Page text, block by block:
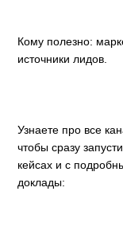
Кому полезно:
источники лидов.
Узнаете про все
чтобы сразу
кейсах и с
доклады: